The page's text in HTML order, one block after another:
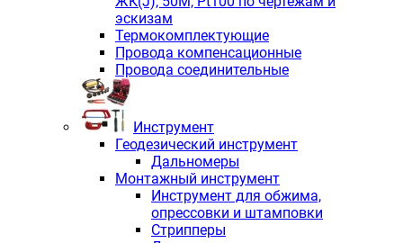
эскизам
Термокомплектующие
Провода компенсационные
Провода соединительные
Инструмент
Геодезический инструмент
Дальномеры
Монтажный инструмент
Инструмент для обжима,
опрессовки и штамповки
Стрипперы